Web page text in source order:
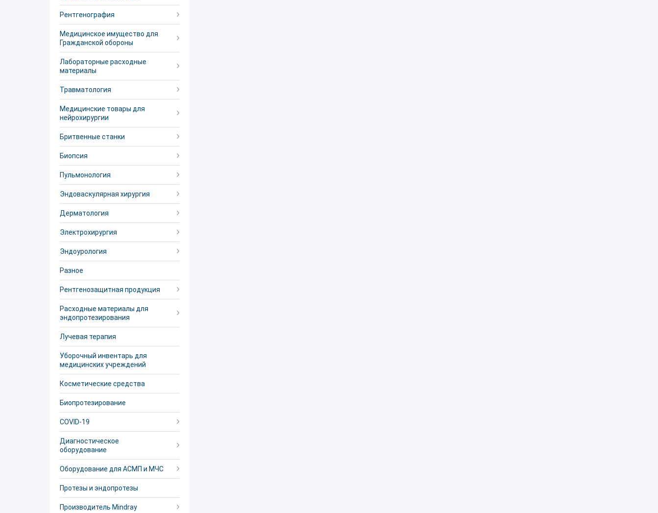
Рентгенография
Медицинское имущество для
Гражданской обороны
Лабораторные расходные
материалы
Травматология
Медицинские товары для
нейрохирургии
Бритвенные станки
Биопсия
Пульмонология
Эндоваскулярная хирургия
Дерматология
Электрохирургия
Эндоурология
Разное
Рентгенозащитная продукция
Расходные материалы для
эндопротезирования
Лучевая терапия
Уборочный инвентарь для
медицинских учреждений
Косметические средства
Биопротезирование
COVID-19
Диагностическое
оборудование
Оборудование для АСМП и МЧС
Протезы и эндопротезы
Производитель Mindray